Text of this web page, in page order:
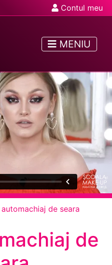
Contul meu
MENIU
de seara
de